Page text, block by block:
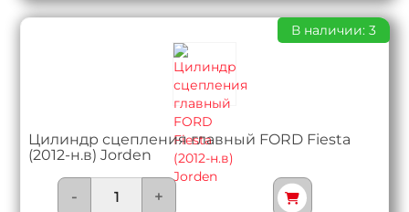
Цилиндр сцепления главный FORD Fiesta
(2012-н.в) Jorden
В наличии: 3
- +